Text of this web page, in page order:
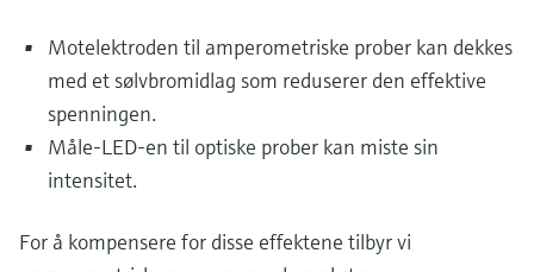
Motelektroden til amperometriske prober kan dekkes
med et sølvbromidlag som reduserer den effektive
spenningen.
Måle-LED-en til optiske prober kan miste sin
intensitet.
For å kompensere for disse effektene tilbyr vi